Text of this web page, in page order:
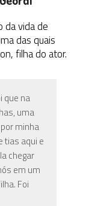
da vida de
das quais
filha do ator.
que na
uma
minha
tias aqui e
chegar
em um
Foi